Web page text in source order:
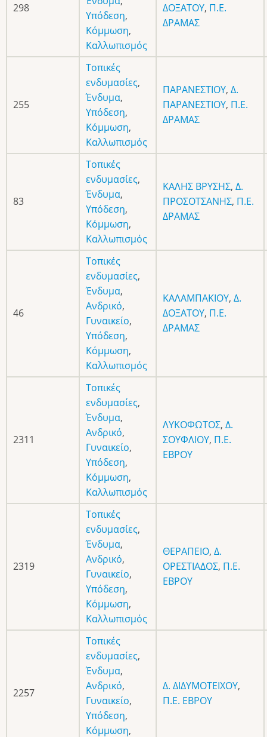
298
Υπόδεση,
Κόμμωση,
Καλλωπισμός
ΔΟΞΑΤΟΥ, Π.Ε.
ΔΡΑΜΑΣ
255
Τοπικές
ενδυμασίες,
Ένδυμα,
Υπόδεση,
Κόμμωση,
Καλλωπισμός
ΠΑΡΑΝΕΣΤΙΟΥ, Δ.
ΠΑΡΑΝΕΣΤΙΟΥ, Π.Ε.
ΔΡΑΜΑΣ
83
Τοπικές
ενδυμασίες,
Ένδυμα,
Υπόδεση,
Κόμμωση,
Καλλωπισμός
ΚΑΛΗΣ ΒΡΥΣΗΣ, Δ.
ΠΡΟΣΟΤΣΑΝΗΣ, Π.Ε.
ΔΡΑΜΑΣ
46
Τοπικές
ενδυμασίες,
Ένδυμα,
Ανδρικό,
Γυναικείο,
Υπόδεση,
Κόμμωση,
Καλλωπισμός
ΚΑΛΑΜΠΑΚΙΟΥ, Δ.
ΔΟΞΑΤΟΥ, Π.Ε.
ΔΡΑΜΑΣ
2311
Τοπικές
ενδυμασίες,
Ένδυμα,
Ανδρικό,
Γυναικείο,
Υπόδεση,
Κόμμωση,
Καλλωπισμός
ΛΥΚΟΦΩΤΟΣ, Δ.
ΣΟΥΦΛΙΟΥ, Π.Ε.
ΕΒΡΟΥ
2319
Τοπικές
ενδυμασίες,
Ένδυμα,
Ανδρικό,
Γυναικείο,
Υπόδεση,
Κόμμωση,
Καλλωπισμός
ΘΕΡΑΠΕΙΟ, Δ.
ΟΡΕΣΤΙΑΔΟΣ, Π.Ε.
ΕΒΡΟΥ
2257
Τοπικές
ενδυμασίες,
Ένδυμα,
Ανδρικό,
Γυναικείο,
Υπόδεση,
Κόμμωση,
Δ. ΔΙΔΥΜΟΤΕΙΧΟΥ,
Π.Ε. ΕΒΡΟΥ